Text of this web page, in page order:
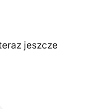
jeszcze